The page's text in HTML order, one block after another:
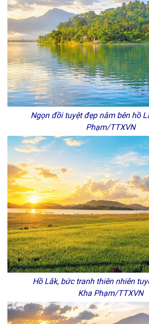
Ngọn đồi tuyệt đẹp nằm bên hồ
Phạm/TTXVN
Hồ Lắk, bức tranh thiên nhiên
Kha Phạm/TTXVN